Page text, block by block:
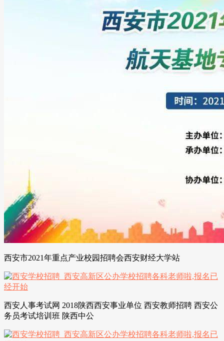
西安市2021年重点产业校园招聘会西安财经大学站
西安人事考试网 2018陕西西安事业单位 西安教师招聘 西安公
务员考试培训班 陕西中公